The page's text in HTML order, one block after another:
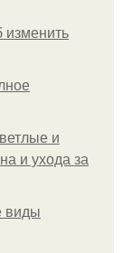
изменить
и
и ухода за
виды